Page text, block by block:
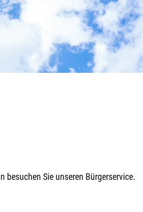
besuchen Sie unseren Bürgerservice.